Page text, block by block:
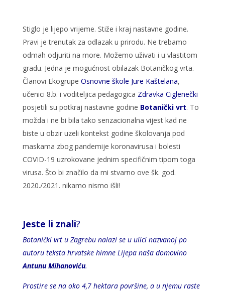
Stiglo je lijepo vrijeme. Stiže i kraj nastavne godine.
Pravi je trenutak za odlazak u prirodu. Ne trebamo
odmah odjuriti na more. Možemo uživati i u vlastitom
gradu. Jedna je mogućnost obilazak Botaničkog vrta.
Članovi Ekogrupe Osnovne škole Jure Kaštelana,
učenici 8.b. i voditeljica pedagogica Zdravka Ciglenečki
posjetili su potkraj nastavne godine Botanički vrt. To
možda i ne bi bila tako senzacionalna vijest kad ne
biste u obzir uzeli kontekst godine školovanja pod
maskama zbog pandemije koronavirusa i bolesti
COVID-19 uzrokovane jednim specifičnim tipom toga
virusa. Što bi značilo da mi stvarno ove šk. god.
2020./2021. nikamo nismo išli!
Jeste li znali?
Botanički vrt u Zagrebu nalazi se u ulici nazvanoj po
autoru teksta hrvatske himne Lijepa naša domovino
Antunu Mihanoviću.
Prostire se na oko 4,7 hektara površine, a u njemu raste